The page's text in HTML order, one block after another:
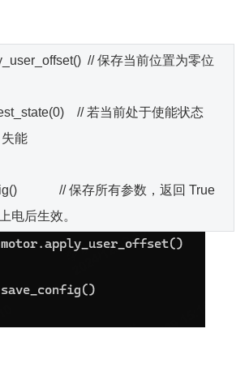
// 保存当前位置为零位
// 若当前处于使能状态
能
// 保存所有参数，返回 True
电后生效。